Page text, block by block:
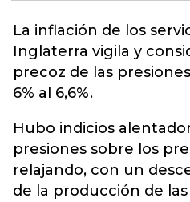
La inflación de los
Inglaterra vigila y
precoz de las
6% al 6,6%.
Hubo indicios
presiones sobre los
relajando, con un
de la producción de